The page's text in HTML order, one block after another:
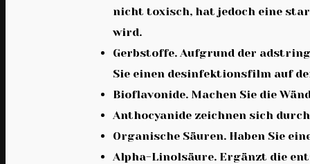
nicht toxisch, hat jedoch eine
wird.
Gerbstoffe. Aufgrund der
Sie einen desinfektionsfilm auf
Bioflavonide. Machen Sie die
Anthocyanide zeichnen sich
Organische Säuren. Haben Sie
Alpha-Linolsäure. Ergänzt die